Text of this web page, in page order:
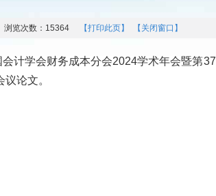
览次数： 15364 【打印此页】 【关闭窗口】
计学会财务成本分会2024学术年会暨第37
论文。